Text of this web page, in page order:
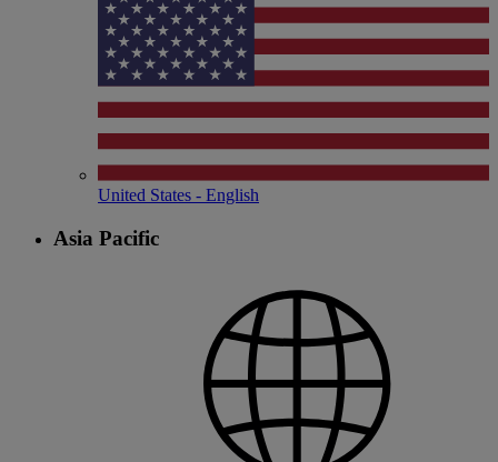
United States - English
Asia Pacific